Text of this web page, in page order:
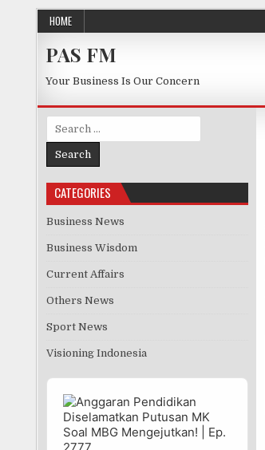
Skip to content
HOME
PAS FM
Your Business Is Our Concern
Search for:
CATEGORIES
Business News
Business Wisdom
Current Affairs
Others News
Sport News
Visioning Indonesia
Audio
Player